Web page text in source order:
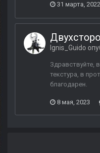
31 марта, 2022
Ignis_Guido
Здравствуйте,
текстура, в
благодарен.
8 мая, 2023